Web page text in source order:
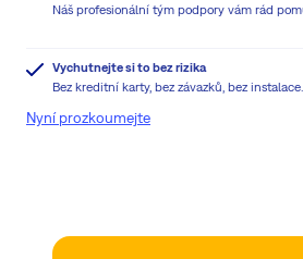
Náš profesionální tým podpory vám rád
Vychutnejte si to bez rizika
Bez kreditní karty, bez závazků, bez instalace.
Nyní prozkoumejte